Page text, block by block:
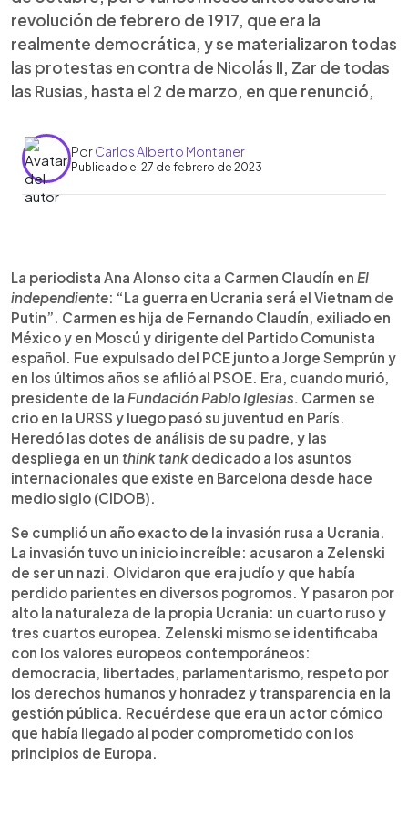
revolución de febrero de 1917, que era la
realmente democrática, y se materializaron todas
las protestas en contra de Nicolás II, Zar de todas
las Rusias, hasta el 2 de marzo, en que renunció,
PorCarlos Alberto Montaner
Publicado el 27 de febrero de 2023
► Escuchar artículo
La periodista Ana Alonso cita a Carmen Claudín en El
independiente: “La guerra en Ucrania será el Vietnam de
Putin”. Carmen es hija de Fernando Claudín, exiliado en
México y en Moscú y dirigente del Partido Comunista
español. Fue expulsado del PCE junto a Jorge Semprún y
en los últimos años se afilió al PSOE. Era, cuando murió,
presidente de la Fundación Pablo Iglesias. Carmen se
crio en la URSS y luego pasó su juventud en París.
Heredó las dotes de análisis de su padre, y las
despliega en un think tank dedicado a los asuntos
internacionales que existe en Barcelona desde hace
medio siglo (CIDOB).
Se cumplió un año exacto de la invasión rusa a Ucrania.
La invasión tuvo un inicio increíble: acusaron a Zelenski
de ser un nazi. Olvidaron que era judío y que había
perdido parientes en diversos pogromos. Y pasaron por
alto la naturaleza de la propia Ucrania: un cuarto ruso y
tres cuartos europea. Zelenski mismo se identificaba
con los valores europeos contemporáneos:
democracia, libertades, parlamentarismo, respeto por
los derechos humanos y honradez y transparencia en la
gestión pública. Recuérdese que era un actor cómico
que había llegado al poder comprometido con los
principios de Europa.